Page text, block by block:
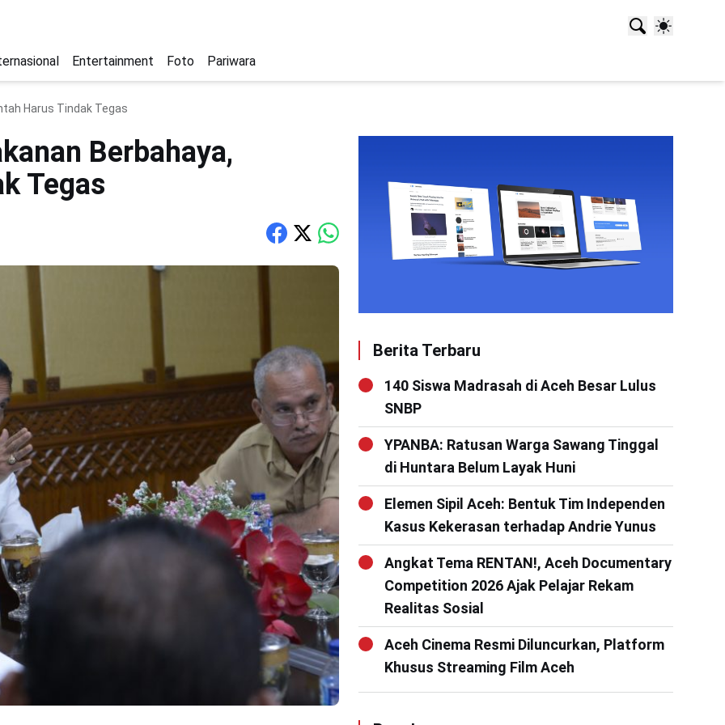
Entertainment Foto Pariwara
Harus Tindak Tegas
Berbahaya,
Tegas
Berita Terbaru
140 Siswa Madrasah di Aceh Besar Lulus
SNBP
YPANBA: Ratusan Warga Sawang Tinggal
di Huntara Belum Layak Huni
Elemen Sipil Aceh: Bentuk Tim Independen
Kasus Kekerasan terhadap Andrie Yunus
Angkat Tema RENTAN!, Aceh Documentary
Competition 2026 Ajak Pelajar Rekam
Realitas Sosial
Aceh Cinema Resmi Diluncurkan, Platform
Khusus Streaming Film Aceh